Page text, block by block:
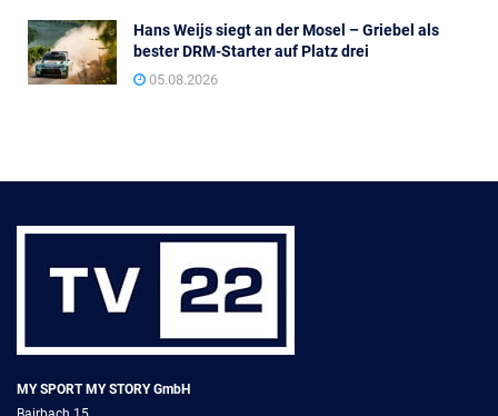
Hans Weijs siegt an der Mosel – Griebel als
bester DRM-Starter auf Platz drei
05.08.2026
MY SPORT MY STORY GmbH